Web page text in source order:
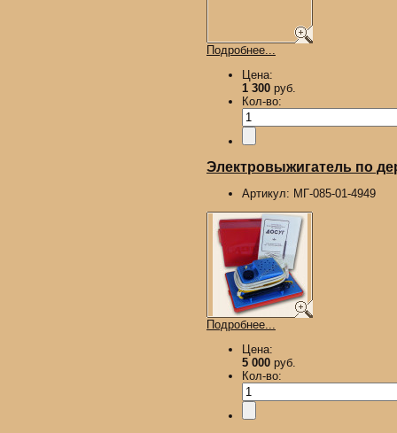
Подробнее...
Цена:
1 300 руб.
Кол-во:
Электровыжигатель по
Артикул: МГ-085-01-4949
Подробнее...
Цена:
5 000 руб.
Кол-во: